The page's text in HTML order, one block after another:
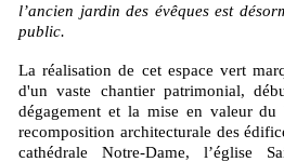
l’ancien jardin des évêques est
public.
La réalisation de cet espace vert marque symboliquement la fin
d'un vaste chantier patrimonial,
dégagement et la mise en valeur du
recomposition architecturale des
cathédrale Notre-Dame, l’église